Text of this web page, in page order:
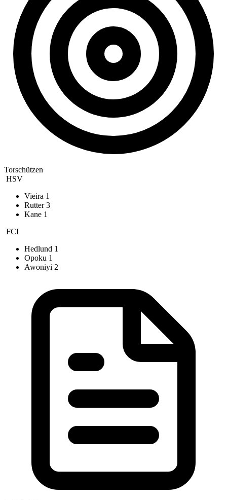
Torschützen
HSV
Vieira 1
Rutter3
Kane 1
FCI
Hedlund 1
Opoku 1
Awoniyi 2